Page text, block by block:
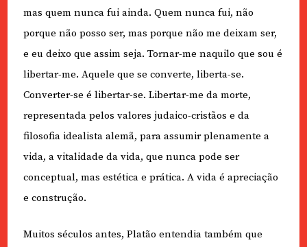
mas quem nunca fui ainda. Quem nunca fui, não
porque não posso ser, mas porque não me deixam ser,
e eu deixo que assim seja. Tornar-me naquilo que sou é
libertar-me. Aquele que se converte, liberta-se.
Converter-se é libertar-se. Libertar-me da morte,
representada pelos valores judaico-cristãos e da
filosofia idealista alemã, para assumir plenamente a
vida, a vitalidade da vida, que nunca pode ser
conceptual, mas estética e prática. A vida é apreciação
e construção.
Muitos séculos antes, Platão entendia também que